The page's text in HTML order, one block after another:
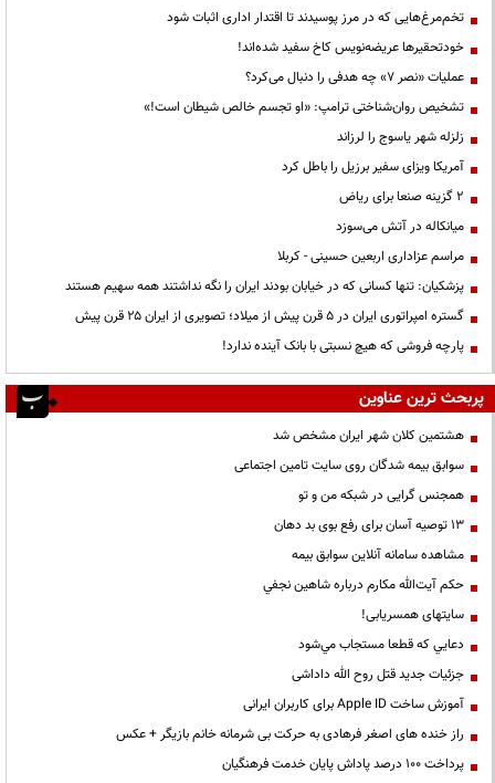
تخم‌مرغ‌هایی که در مرز پوسیدند تا اقتدار اداری اثبات شود
خودتحقیرها عریضه‌نویس کاخ سفید شده‌اند!
عملیات «نصر ۷» چه هدفی را دنبال می‌کرد؟
تشخیص روان‌شناختی ترامپ: «او تجسم خالص شیطان است!»
زلزله شهر یاسوج را لرزاند
آمریکا ویزای سفیر برزیل را باطل کرد
۲ گزینه صنعا برای ریاض
میانکاله در آتش می‌سوزد
مراسم عزاداری اربعین حسینی - کربلا
پزشکیان: تنها کسانی که در خیابان بودند ایران را نگه نداشتند همه سهیم هستند
گستره امپراتوری ایران در ۵ قرن پیش از میلاد؛ تصویری از ایران ۲۵ قرن پیش
پارچه فروشی که هیچ نسبتی با بانک آینده ندارد!
پربحث ترین عناوین
هشتمین کلان شهر ایران مشخص شد
سوابق بیمه شدگان روی سایت تامین اجتماعی
همجنس گرایی در شبکه من و تو
13 توصیه آسان برای رفع بوی بد دهان
مشاهده سامانه آنلاين سوابق بیمه
حكم آيت‌الله مكارم درباره شاهين نجفي
سایتهای همسریابی!
دعايي كه قطعا مستجاب مي‌شود
جزئیات جدید قتل روح الله داداشی
آموزش ساخت Apple ID برای کاربران ایرانی
راز خنده های اصغر فرهادی به حرکت بی شرمانه خانم بازیگر + عکس
پرداخت ۱۰۰ درصد پاداش پایان خدمت فرهنگیان